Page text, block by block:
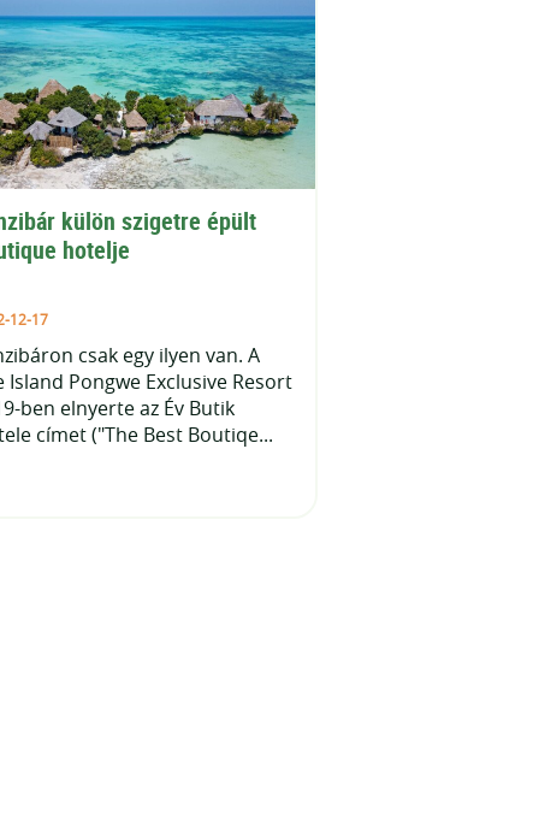
külön szigetre épült
hotelje
12-17
csak egy ilyen van. A
Island Pongwe Exclusive Resort
ben elnyerte az Év Butik
címet ("The Best Boutiqe...